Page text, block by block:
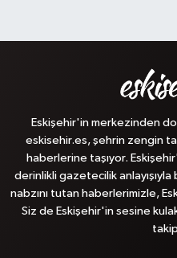
Eskişehir'in merkezinden
eskisehir.es, şehrin zengin
haberlerine taşıyor.
derinlikli gazetecilik anlayışıyla
nabzını tutan haberlerimizle,
Siz de Eskişehir'in sesine